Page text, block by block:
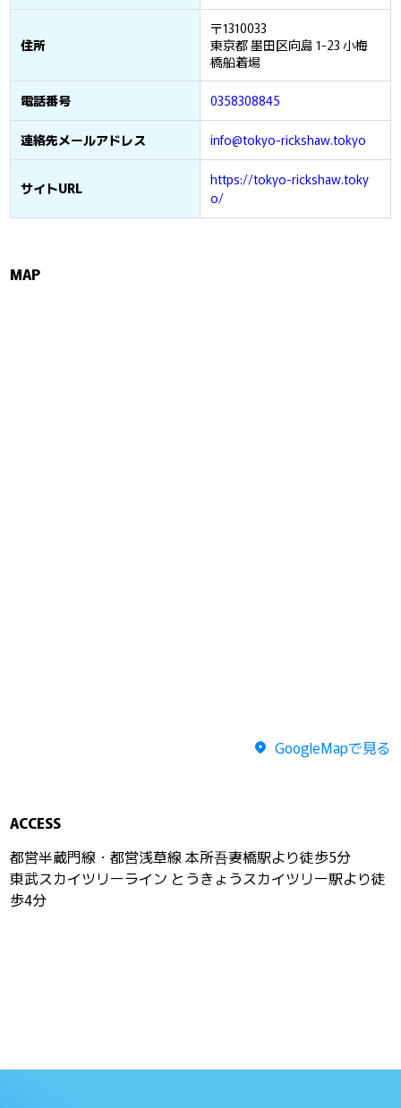
住所
〒1310033
東京都 墨田区向島 1-23 小梅
橋船着場
電話番号 0358308845
連絡先メールアドレス info@tokyo-rickshaw.tokyo
サイトURL
https://tokyo-rickshaw.toky
o/
MAP
GoogleMapで見る
ACCESS
都営半蔵門線・都営浅草線 本所吾妻橋駅より徒歩5分
東武スカイツリーライン とうきょうスカイツリー駅より徒
歩4分